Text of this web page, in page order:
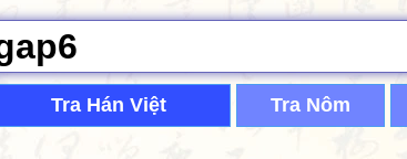
Tra Hán Việt Tra Nôm